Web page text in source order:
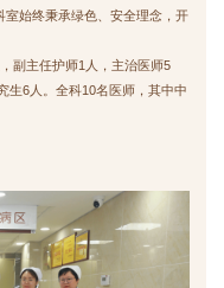
始终秉承绿色、安全理念，开
副主任护师1人，主治医师5
生6人。全科10名医师，其中中